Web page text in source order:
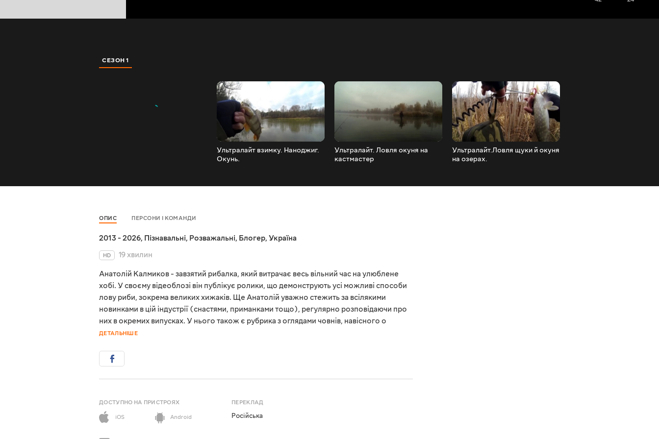
СЕЗОН 1
Ультралайт взимку. Наноджиг.
Окунь.
Ультралайт. Ловля окуня на
кастмастер
Ультралайт.Ловля щуки й окуня
на озерах.
ОПИС ПЕРСОНИ І КОМАНДИ
2013 - 2026, Пізнавальні, Розважальні, Блогер, Україна
HD
19 хвилин
Анатолій Калмиков - завзятий рибалка, який витрачає весь вільний час на улюблене
хобі. У своєму відеоблозі він публікує ролики, що демонструють усі можливі способи
лову риби, зокрема великих хижаків. Ще Анатолій уважно стежить за всілякими
новинками в цій індустрії (снастями, приманками тощо), регулярно розповідаючи про
них в окремих випусках. У нього також є рубрика з оглядами човнів, навісного о
ДЕТАЛЬНІШЕ
ДОСТУПНО НА ПРИСТРОЯХ
iOS
Android
ПЕРЕКЛАД
Російська